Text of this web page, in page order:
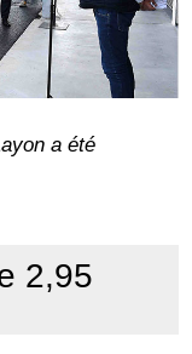
a été
2,95